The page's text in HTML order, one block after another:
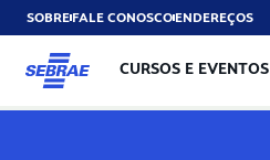
SOBREFALE CONOSCOENDEREÇOS
CURSOS E EVENTOS